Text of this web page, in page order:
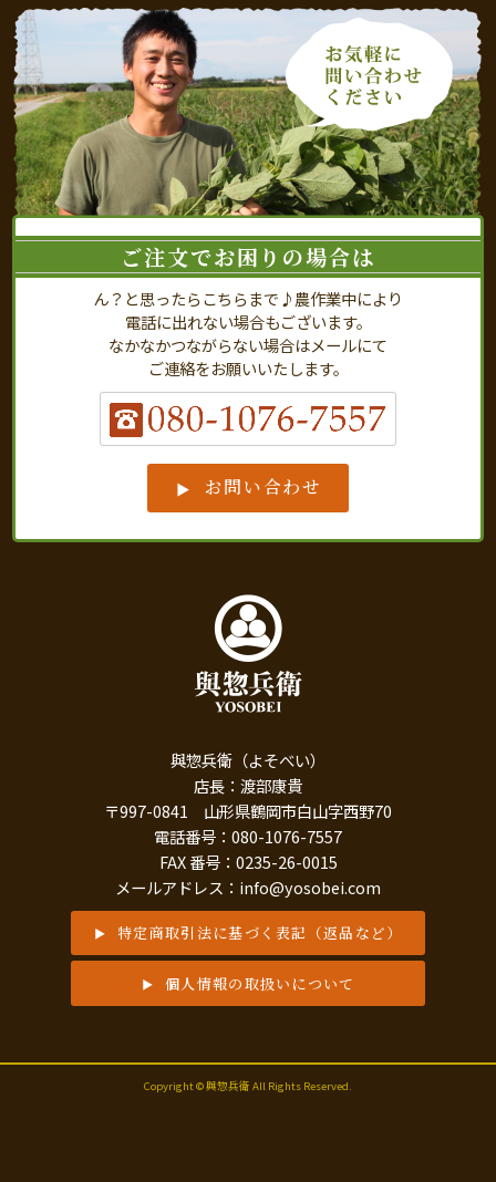
ご注文でお困りの場合は
ん？と思ったらこちらまで♪農作業中により
電話に出れない場合もございます。
なかなかつながらない場合はメールにて
ご連絡をお願いいたします。
お問い合わせ
與惣兵衛（よそべい）
店長：渡部康貴
〒997-0841 山形県鶴岡市白山字西野70
電話番号：080-1076-7557
FAX 番号：0235-26-0015
メールアドレス：info@yosobei.com
特定商取引法に基づく表記（返品など）
個人情報の取扱いについて
Copyright © 與惣兵衛 All Rights Reserved.